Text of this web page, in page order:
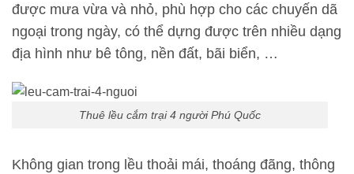
được mưa vừa và nhỏ, phù hợp cho các chuyến dã
ngoại trong ngày, có thể dựng được trên nhiều dạng
địa hình như bê tông, nền đất, bãi biển, …
Thuê lều cắm trại 4 người Phú Quốc
Không gian trong lều thoải mái, thoáng đãng, thông